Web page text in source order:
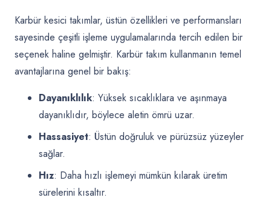
Karbür kesici takımlar, üstün özellikleri ve performansları
sayesinde çeşitli işleme uygulamalarında tercih edilen bir
seçenek haline gelmiştir. Karbür takım kullanmanın temel
avantajlarına genel bir bakış:
Dayanıklılık: Yüksek sıcaklıklara ve aşınmaya
dayanıklıdır, böylece aletin ömrü uzar.
Hassasiyet: Üstün doğruluk ve pürüzsüz yüzeyler
sağlar.
Hız: Daha hızlı işlemeyi mümkün kılarak üretim
sürelerini kısaltır.